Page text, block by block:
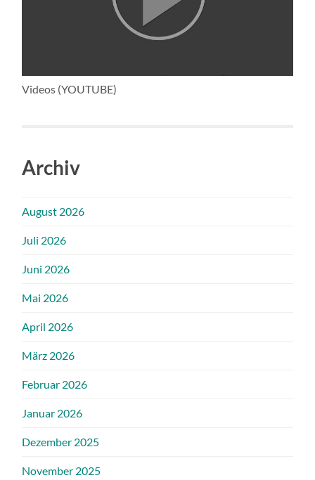
Videos (YOUTUBE)
Archiv
August 2026
Juli 2026
Juni 2026
Mai 2026
April 2026
März 2026
Februar 2026
Januar 2026
Dezember 2025
November 2025